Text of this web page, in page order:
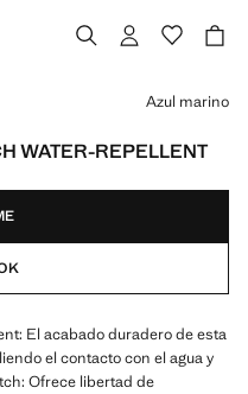
WATER-REPELLENT
Azul marino
El acabado duradero de esta
el contacto con el agua y
Ofrece libertad de